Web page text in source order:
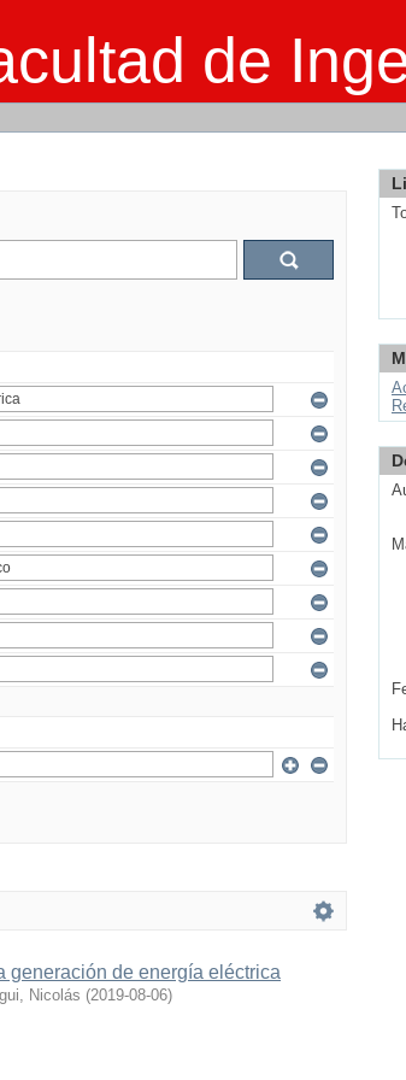
de
generación de energía eléctrica
Nicolás (2019-08-06)